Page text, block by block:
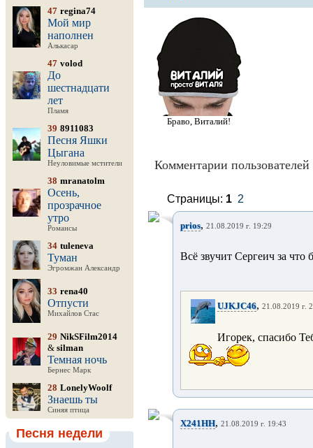
47 regina74
Мой мир
наполнен
Алькасар
47 volod
До
шестнадцати
лет
Пламя
39 8911083
Песня Яшки
Цыгана
Неуловимые мстители
38 mranatolm
Осень,
прозрачное
утро
Романсы
34 tuleneva
Туман
Эгромжан Александр
33 rena40
Отпусти
Михайлов Стас
29 NikSFilm2014
& silman
Темная ночь
Бернес Марк
28 LonelyWoolf
Знаешь ты
Синяя птица
Песня недели
Браво, Виталий!
Комментарии пользователей
Страницы: 1 2
prios, 21.08.2019 г. 19:29
Всё звучит Сергеич за что
UJKJC46, 21.08.2019 г.
Игорек, спасибо
X241HH, 21.08.2019 г. 19:43